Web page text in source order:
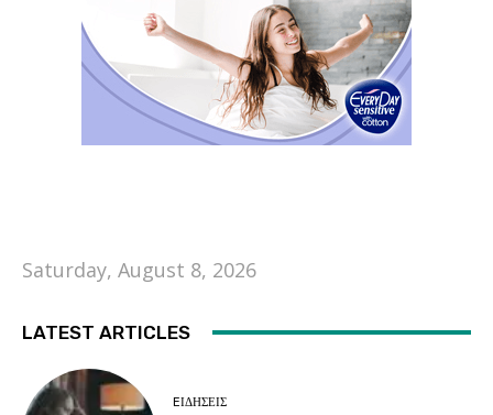
Saturday, August 8, 2026
LATEST ARTICLES
EΙΔΗΣΕΙΣ